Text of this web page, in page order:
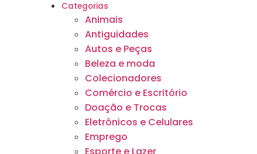
Categorias
Animais
Antiguidades
Autos e Peças
Beleza e moda
Colecionadores
Comércio e Escritório
Doação e Trocas
Eletrônicos e Celulares
Emprego